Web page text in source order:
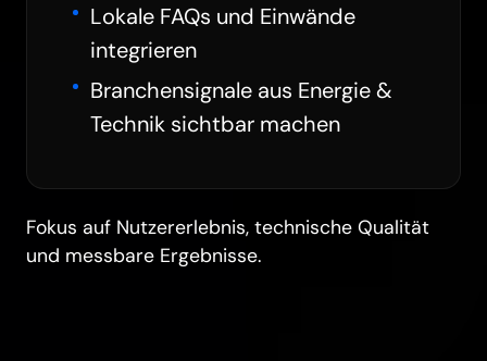
Lokale FAQs und Einwände
integrieren
Branchensignale aus Energie &
Technik sichtbar machen
Fokus auf Nutzererlebnis, technische Qualität
und messbare Ergebnisse.